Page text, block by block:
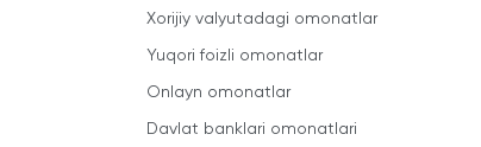
Xorijiy valyutadagi omonatlar
Yuqori foizli omonatlar
Onlayn omonatlar
Davlat banklari omonatlari